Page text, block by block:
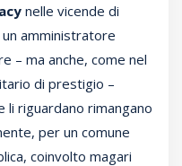
nelle vicende di
amministratore
– ma anche, come nel
di prestigio –
riguardano rimangano
per un comune
coinvolto magari